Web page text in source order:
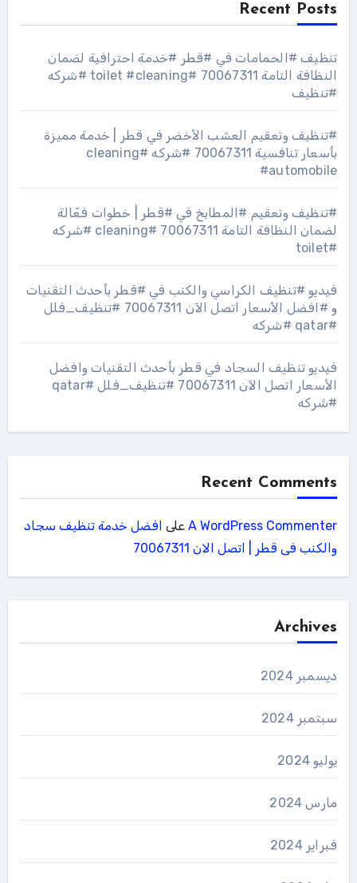
Recent Posts
تنظيف #الحمامات في #قطر #خدمة احترافية لضمان
النظافة التامة 70067311 #toilet #cleaning #شركه
#تنظيف
#تنظيف وتعقيم العشب الأخضر في قطر | خدمة مميزة
بأسعار تنافسية 70067311 #شركه #cleaning
#automobile
#تنظيف وتعقيم #المطابخ في #قطر | خطوات فعّالة
لضمان النظافة التامة 70067311 #cleaning #شركه
#toilet
فيديو #تنظيف الكراسي والكنب في #قطر بأحدث التقنيات
و #افضل الأسعار اتصل الآن 70067311 #تنظيف_فلل
#qatar #شركه
فيديو تنظيف السجاد في قطر بأحدث التقنيات وافضل
الأسعار اتصل الآن 70067311 #تنظيف_فلل #qatar
#شركه
Recent Comments
A WordPress Commenterعلى افضل خدمة تنظيف سجاد
والكنب فى قطر | اتصل الان 70067311
Archives
ديسمبر 2024
سبتمبر 2024
يوليو 2024
مارس 2024
فبراير 2024